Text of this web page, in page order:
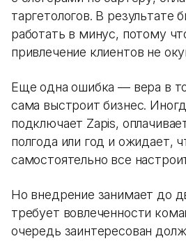
таргетологов. В результате
работать в минус, потому
привлечение клиентов не
Еще одна ошибка — вера в
сама выстроит бизнес.
подключает Zapis,
полгода или год и ожидает,
самостоятельно все
Но внедрение занимает до
требует вовлеченности
очередь заинтересован